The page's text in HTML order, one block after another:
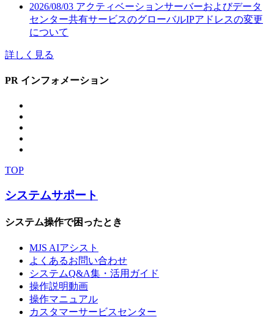
2026/08/03 アクティベーションサーバーおよびデータ
センター共有サービスのグローバルIPアドレスの変更
について
詳しく見る
PR インフォメーション
TOP
システムサポート
システム操作で困ったとき
MJS AIアシスト
よくあるお問い合わせ
システムQ&A集・活用ガイド
操作説明動画
操作マニュアル
カスタマーサービスセンター